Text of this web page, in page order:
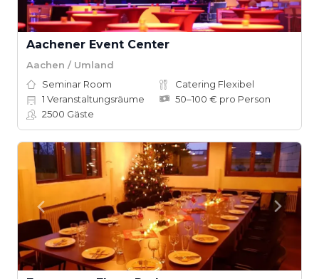
Aachener Event Center
Aachen / Umland
Seminar Room
Catering Flexibel
1 Veranstaltungsräume
50–100 € pro Person
2500 Gäste